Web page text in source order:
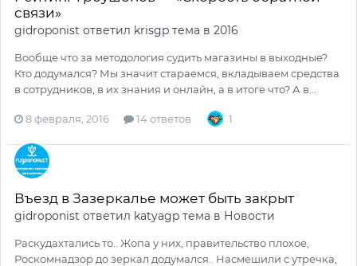
связи»
gidroponist ответил krisgp тема в 2016
Вообще что за методология судить магазины в выходные?
Кто додумался? Мы значит стараемся, вкладываем средства
в сотрудников, в их знания и онлайн, а в итоге что? А в...
8 февраля, 2016 14 ответов 1
Въезд в Зазеркалье может быть закрыт
gidroponist ответил katyagp тема в Новости
Раскудахтались то.. Жопа у них, правительство плохое,
Роскомнадзор до зеркал додумался.. Насмешили с утречка,